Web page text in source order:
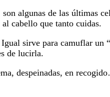
algunas de las últimas
cabello que tanto cuidas.
sirve para camuflar
de lucirla.
despeinadas, en